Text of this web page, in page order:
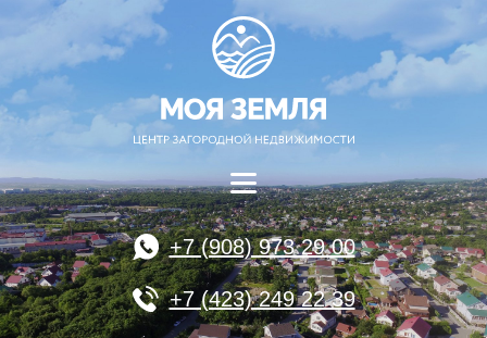
+7 (908) 973 29 00
+7 (423) 249 22 39